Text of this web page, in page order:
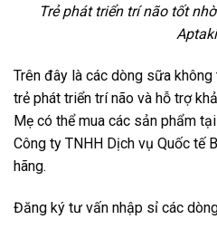
Trẻ phát triển trí não tốt
Trên đây là các dòng sữa
trẻ phát triển trí não và hỗ trợ
Mẹ có thể mua các sản phẩm
Công ty TNHH Dịch vụ Quốc tế
hãng.
Đăng ký tư vấn nhập sỉ các